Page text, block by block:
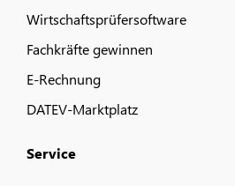
Wirtschaftsprüfersoftware
Fachkräfte gewinnen
E-Rechnung
DATEV-Marktplatz
Service